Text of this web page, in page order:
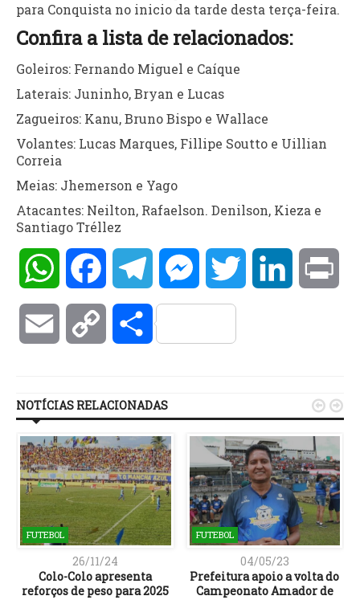
para Conquista no inicio da tarde desta terça-feira.
Confira a lista de relacionados:
Goleiros: Fernando Miguel e Caíque
Laterais: Juninho, Bryan e Lucas
Zagueiros: Kanu, Bruno Bispo e Wallace
Volantes: Lucas Marques, Fillipe Soutto e Uillian
Correia
Meias: Jhemerson e Yago
Atacantes: Neilton, Rafaelson. Denilson, Kieza e
Santiago Tréllez
WhatsAppFacebookTelegramMessengerTwitter LinkedIn
Email Copy Compartilhar
NOTÍCIAS RELACIONADAS
FUTEBOL
26/11/24
Colo-Colo apresenta
reforços de peso para 2025
FUTEBOL
04/05/23
Prefeitura apoio a volta do
Campeonato Amador de
 